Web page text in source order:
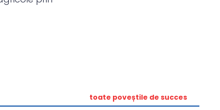
toate poveștile de succes